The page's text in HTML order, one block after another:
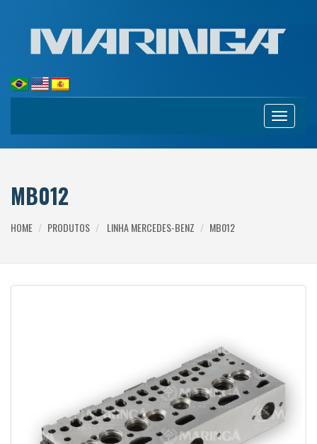
Toggle
navigation
MB012
HOME PRODUTOS LINHA MERCEDES-BENZ MB012